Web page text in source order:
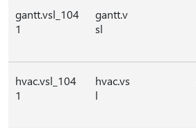
gantt.vsl_104
1
gantt.v
sl
hvac.vsl_104
1
hvac.vs
l